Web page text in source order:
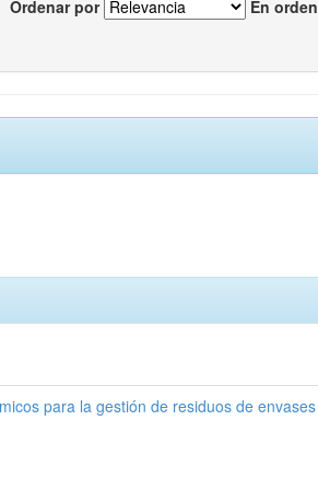
Ordenar por En orden
para la gestión de residuos de envases